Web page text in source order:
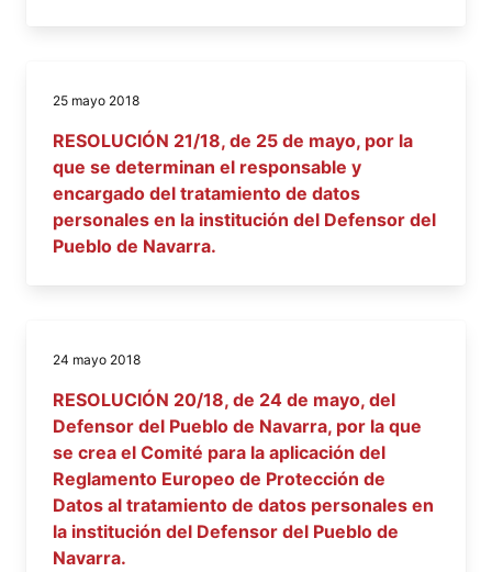
25 mayo 2018
RESOLUCIÓN 21/18, de 25 de mayo, por la
que se determinan el responsable y
encargado del tratamiento de datos
personales en la institución del Defensor del
Pueblo de Navarra.
24 mayo 2018
RESOLUCIÓN 20/18, de 24 de mayo, del
Defensor del Pueblo de Navarra, por la que
se crea el Comité para la aplicación del
Reglamento Europeo de Protección de
Datos al tratamiento de datos personales en
la institución del Defensor del Pueblo de
Navarra.